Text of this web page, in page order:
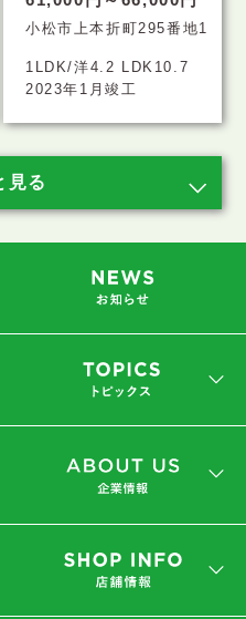
小松市上本折町295番地1
1LDK/洋4.2 LDK10.7
2023年1月竣工